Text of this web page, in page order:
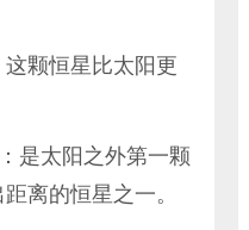
颗恒星比太阳更
是太阳之外第一颗
离的恒星之一。